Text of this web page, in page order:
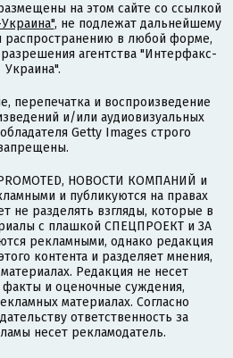
на этом сайте со ссылкой
, не подлежат дальнейшему
распространению в любой форме,
агентства "Интерфакс-
Украина".
перепечатка и воспроизведение
и/или аудиовизуальных
Getty Images строго
НОВОСТИ КОМПАНИЙ и
и публикуются на правах
не разделять взгляды, которые в
с плашкой СПЕЦПРОЕКТ и ЗА
рекламными, однако редакция
контента и разделяет мнения,
Редакция не несет
факты и оценочные суждения,
материалах. Согласно
ответственность за
несет рекламодатель.